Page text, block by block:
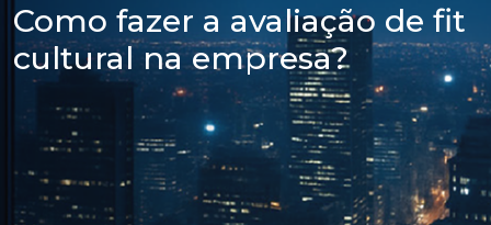
Como fazer a avaliação de fit
cultural na empresa?